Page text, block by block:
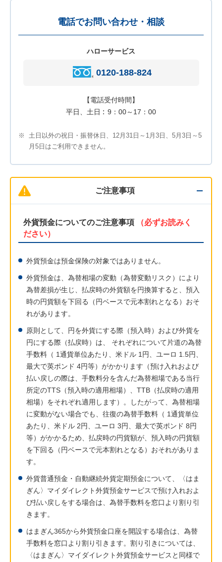
電話でお問い合わせ・相談
ハローサービス
0120-188-824
【電話受付時間】
平日、土日
9：00～17：00
※
土日以外の祝日・振替休日、12月31日～1月3日、5月3日～5
月5日はご利用できません。
ご注意事項
外貨預金についてのご注意事項
（必ずお読みく
ださい）
外貨預金は預金保険の対象ではありません。
外貨預金は、為替相場の変動（為替変動リスク）により
為替差損が生じ、払戻時の外貨額を円換算すると、預入
時の円貨額を下回る（円ベースで元本割れとなる）おそ
れがあります。
原則として、円を外貨にする際（預入時）および外貨を
円にする際（払戻時）は、 それぞれについて片道の為替
手数料（ 1通貨単位あたり、米ドル 1円、ユーロ 1.5円、
最大で英ポンド 4円等）がかかります（預け入れおよび
払い戻しの際は、手数料分を含んだ為替相場である当行
所定のTTS（預入時の適用相場）、TTB（払戻時の適用
相場）をそれぞれ適用します）。したがって、為替相場
に変動がない場合でも、往復の為替手数料（ 1通貨単位
あたり、米ドル 2円、ユーロ 3円、最大で英ポンド 8円
等）がかかるため、払戻時の円貨額が、預入時の円貨額
を下回る（円ベースで元本割れとなる）おそれがありま
す。
外貨普通預金・自動継続外貨定期預金について、〈はま
ぎん〉マイダイレクト外貨預金サービスで預け入れおよ
び払い戻しをする場合は、為替手数料を窓口より割り引
きます。
はまぎん365から外貨預金口座を開設する場合は、為替
手数料を窓口より割り引きます。割り引きについては、
〈はまぎん〉マイダイレクト外貨預金サービスと同様で